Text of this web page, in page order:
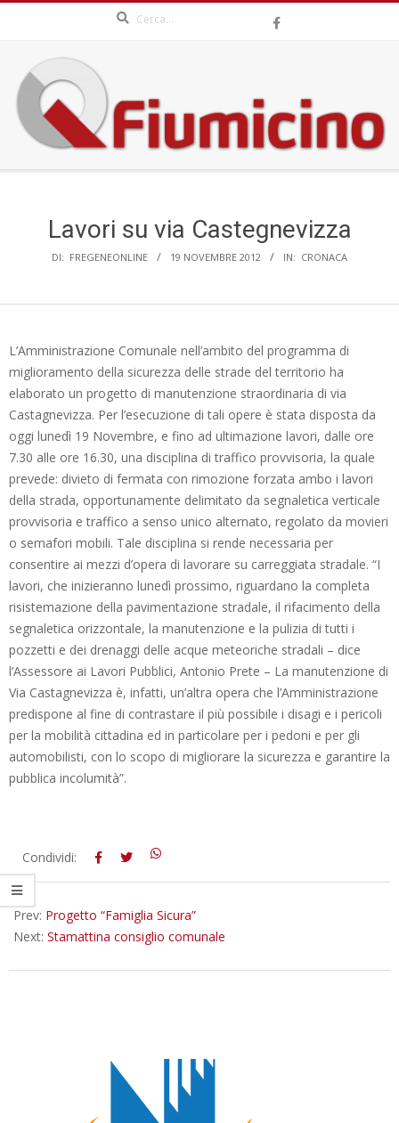
content
QFIUMICINO.COM
Lavori su via Castegnevizza
DI: FREGENEONLINE 19 NOVEMBRE 2012 IN: CRONACA
L’Amministrazione Comunale nell’ambito del programma di
miglioramento della sicurezza delle strade del territorio ha
elaborato un progetto di manutenzione straordinaria di via
Castagnevizza. Per l’esecuzione di tali opere è stata disposta da
oggi lunedì 19 Novembre, e fino ad ultimazione lavori, dalle ore
7.30 alle ore 16.30, una disciplina di traffico provvisoria, la quale
prevede: divieto di fermata con rimozione forzata ambo i lavori
della strada, opportunamente delimitato da segnaletica verticale
provvisoria e traffico a senso unico alternato, regolato da movieri
o semafori mobili. Tale disciplina si rende necessaria per
consentire ai mezzi d’opera di lavorare su carreggiata stradale. “I
lavori, che inizieranno lunedì prossimo, riguardano la completa
risistemazione della pavimentazione stradale, il rifacimento della
segnaletica orizzontale, la manutenzione e la pulizia di tutti i
pozzetti e dei drenaggi delle acque meteoriche stradali – dice
l’Assessore ai Lavori Pubblici, Antonio Prete – La manutenzione di
Via Castagnevizza è, infatti, un’altra opera che l’Amministrazione
predispone al fine di contrastare il più possibile i disagi e i pericoli
per la mobilità cittadina ed in particolare per i pedoni e per gli
automobilisti, con lo scopo di migliorare la sicurezza e garantire la
pubblica incolumità”.
2012-
11-
19
Condividi:
Prev: Progetto “Famiglia Sicura”
Next: Stamattina consiglio comunale